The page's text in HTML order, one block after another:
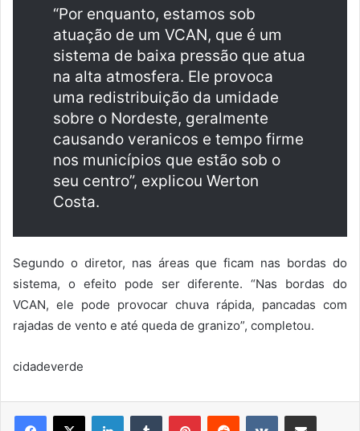
“Por enquanto, estamos sob
atuação de um VCAN, que é um
sistema de baixa pressão que atua
na alta atmosfera. Ele provoca
uma redistribuição da umidade
sobre o Nordeste, geralmente
causando veranicos e tempo firme
nos municípios que estão sob o
seu centro”, explicou Werton
Costa.
Segundo o diretor, nas áreas que ficam nas bordas do
sistema, o efeito pode ser diferente. “Nas bordas do
VCAN, ele pode provocar chuva rápida, pancadas com
rajadas de vento e até queda de granizo”, completou.
cidadeverde
LinkedinTumblr PinterestReddit VK Compartilhar via e-mail